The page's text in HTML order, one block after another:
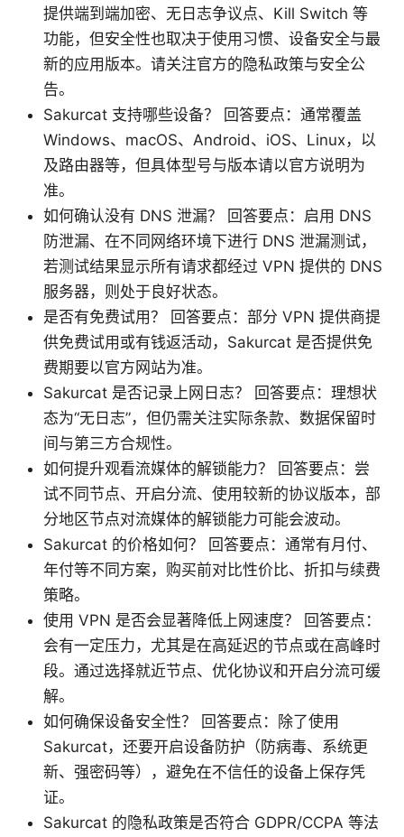
提供端到端加密、无日志争议点、Kill Switch 等
功能，但安全性也取决于使用习惯、设备安全与最
新的应用版本。请关注官方的隐私政策与安全公
告。
Sakurcat 支持哪些设备？ 回答要点：通常覆盖
Windows、macOS、Android、iOS、Linux，以
及路由器等，但具体型号与版本请以官方说明为
准。
如何确认没有 DNS 泄漏？ 回答要点：启用 DNS
防泄漏、在不同网络环境下进行 DNS 泄漏测试，
若测试结果显示所有请求都经过 VPN 提供的 DNS
服务器，则处于良好状态。
是否有免费试用？ 回答要点：部分 VPN 提供商提
供免费试用或有钱返活动，Sakurcat 是否提供免
费期要以官方网站为准。
Sakurcat 是否记录上网日志？ 回答要点：理想状
态为“无日志”，但仍需关注实际条款、数据保留时
间与第三方合规性。
如何提升观看流媒体的解锁能力？ 回答要点：尝
试不同节点、开启分流、使用较新的协议版本，部
分地区节点对流媒体的解锁能力可能会波动。
Sakurcat 的价格如何？ 回答要点：通常有月付、
年付等不同方案，购买前对比性价比、折扣与续费
策略。
使用 VPN 是否会显著降低上网速度？ 回答要点：
会有一定压力，尤其是在高延迟的节点或在高峰时
段。通过选择就近节点、优化协议和开启分流可缓
解。
如何确保设备安全性？ 回答要点：除了使用
Sakurcat，还要开启设备防护（防病毒、系统更
新、强密码等），避免在不信任的设备上保存凭
证。
Sakurcat 的隐私政策是否符合 GDPR/CCPA 等法